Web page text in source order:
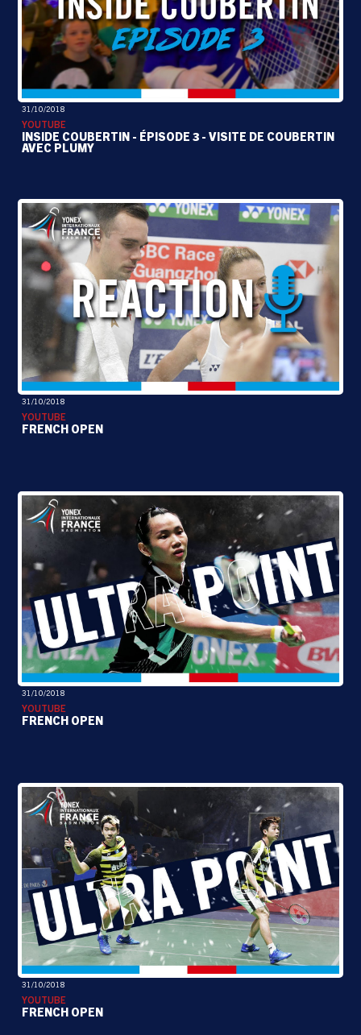
31/10/2018
YOUTUBE
INSIDE COUBERTIN - ÉPISODE 3 - VISITE DE COUBERTIN
AVEC PLUMY
31/10/2018
YOUTUBE
FRENCH OPEN
31/10/2018
YOUTUBE
FRENCH OPEN
31/10/2018
YOUTUBE
FRENCH OPEN